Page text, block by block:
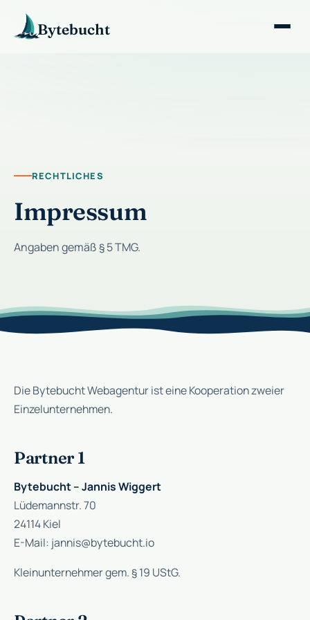
Bytebucht
RECHTLICHES
Impressum
Angaben gemäß § 5 TMG.
Die Bytebucht Webagentur ist eine Kooperation zweier
Einzelunternehmen.
Partner 1
Bytebucht – Jannis Wiggert
Lüdemannstr. 70
24114 Kiel
E-Mail: jannis@bytebucht.io
Kleinunternehmer gem. § 19 UStG.